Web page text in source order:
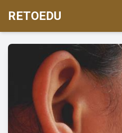
RETOEDU